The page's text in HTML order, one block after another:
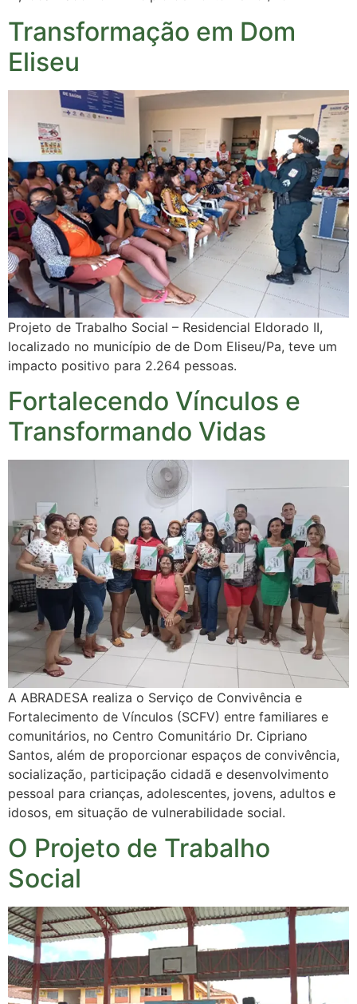
Transformação em Dom
Eliseu
Projeto de Trabalho Social – Residencial Eldorado II,
localizado no município de de Dom Eliseu/Pa, teve um
impacto positivo para 2.264 pessoas.
Fortalecendo Vínculos e
Transformando Vidas
A ABRADESA realiza o Serviço de Convivência e
Fortalecimento de Vínculos (SCFV) entre familiares e
comunitários, no Centro Comunitário Dr. Cipriano
Santos, além de proporcionar espaços de convivência,
socialização, participação cidadã e desenvolvimento
pessoal para crianças, adolescentes, jovens, adultos e
idosos, em situação de vulnerabilidade social.
O Projeto de Trabalho
Social